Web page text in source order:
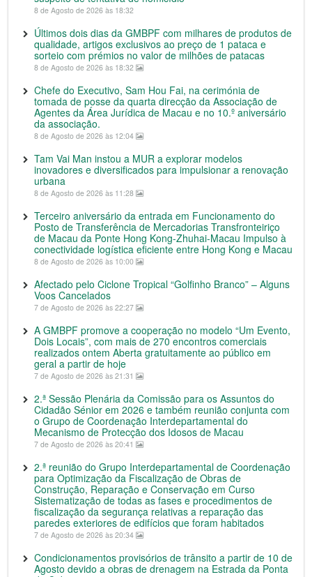
8 de Agosto de 2026 às 18:32
Últimos dois dias da GMBPF com milhares de produtos de
qualidade, artigos exclusivos ao preço de 1 pataca e
sorteio com prémios no valor de milhões de patacas
8 de Agosto de 2026 às 18:32
Chefe do Executivo, Sam Hou Fai, na cerimónia de
tomada de posse da quarta direcção da Associação de
Agentes da Área Jurídica de Macau e no 10.º aniversário
da associação.
8 de Agosto de 2026 às 12:04
Tam Vai Man instou a MUR a explorar modelos
inovadores e diversificados para impulsionar a renovação
urbana
8 de Agosto de 2026 às 11:28
Terceiro aniversário da entrada em Funcionamento do
Posto de Transferência de Mercadorias Transfronteiriço
de Macau da Ponte Hong Kong-Zhuhai-Macau Impulso à
conectividade logística eficiente entre Hong Kong e Macau
8 de Agosto de 2026 às 10:00
Afectado pelo Ciclone Tropical “Golfinho Branco” – Alguns
Voos Cancelados
7 de Agosto de 2026 às 22:27
A GMBPF promove a cooperação no modelo “Um Evento,
Dois Locais”, com mais de 270 encontros comerciais
realizados ontem Aberta gratuitamente ao público em
geral a partir de hoje
7 de Agosto de 2026 às 21:31
2.ª Sessão Plenária da Comissão para os Assuntos do
Cidadão Sénior em 2026 e também reunião conjunta com
o Grupo de Coordenação Interdepartamental do
Mecanismo de Protecção dos Idosos de Macau
7 de Agosto de 2026 às 20:41
2.ª reunião do Grupo Interdepartamental de Coordenação
para Optimização da Fiscalização de Obras de
Construção, Reparação e Conservação em Curso
Sistematização de todas as fases e procedimentos de
fiscalização da segurança relativas a reparação das
paredes exteriores de edifícios que foram habitados
7 de Agosto de 2026 às 20:34
Condicionamentos provisórios de trânsito a partir de 10 de
Agosto devido a obras de drenagem na Estrada da Ponta